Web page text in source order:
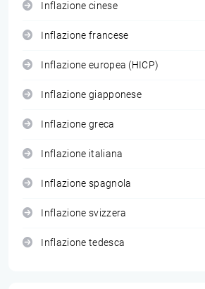
Inflazione cinese
Inflazione francese
Inflazione europea (HICP)
Inflazione giapponese
Inflazione greca
Inflazione italiana
Inflazione spagnola
Inflazione svizzera
Inflazione tedesca